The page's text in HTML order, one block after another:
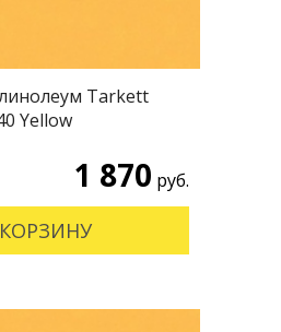
Tarkett
Yellow
1 870 руб.